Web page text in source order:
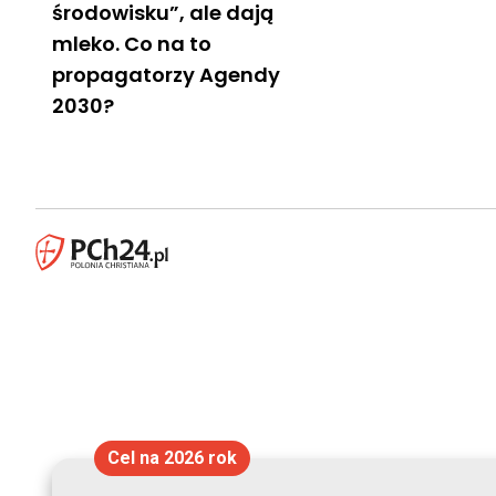
środowisku”, ale dają
mleko. Co na to
propagatorzy Agendy
2030?
Cel na 2026 rok